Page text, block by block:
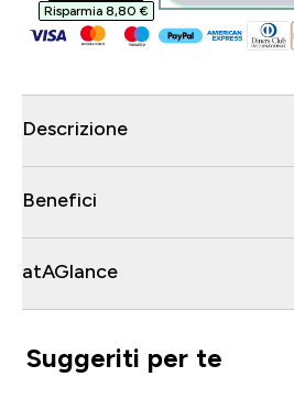
Risparmia 8,80 €‎
Descrizione
Benefici
atAGlance
Suggeriti per te